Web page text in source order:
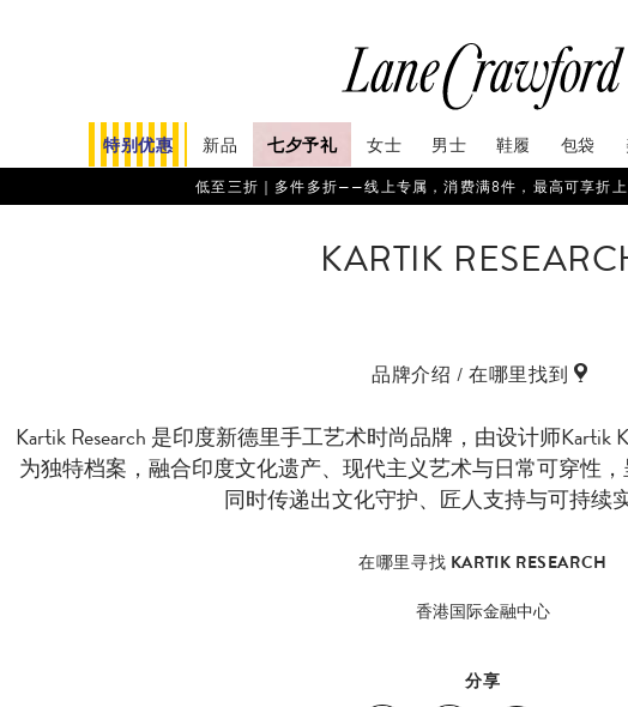
特别优惠 新品 七夕予礼 女士 男士 鞋履 包袋
低至三折｜多件多折——线上专属，消费满8件，最高可享折上
KARTIK
品牌介绍 / 在哪里找到
Kartik Research 是印度新德里手工艺术时尚品牌，由设计师Kartik
为独特档案，融合印度文化遗产、现代主义艺术与日常可穿性
同时传递出文化守护、匠人支持与可持续
在哪里寻找 KARTIK RESEARCH
香港国际金融中心
分享